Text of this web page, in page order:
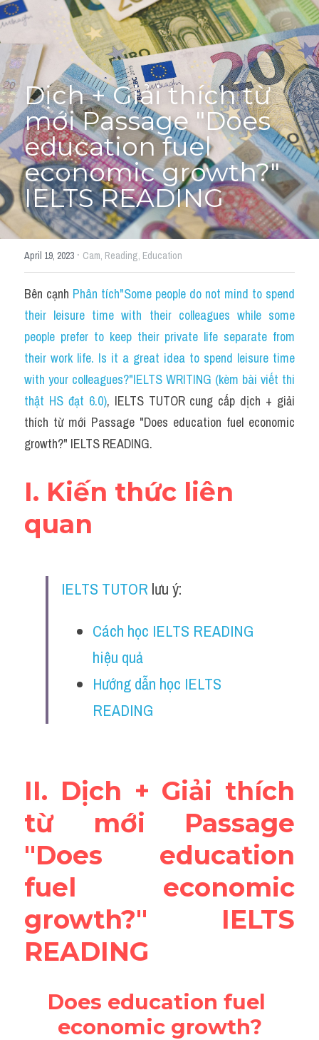
Cấu trúc ngữ pháp
Giải thích từ mới bài Reading
Grammar
IELTS General Reading
Health Medicine
Tourism Travelling
Cam
Health and Medicine
Environment
Social Issues
Đề thi THPT
Technology
Advice
Listening
Speaking
Reading
Vocabulary
Education
HỌC THỬ →
Dịch + Giải thích từ
mới Passage "Does
education fuel
economic growth?"
IELTS READING
April 19, 2023 · Cam, Reading, Education
Bên cạnh Phân tích"Some people do not mind to spend
their leisure time with their colleagues while some
people prefer to keep their private life separate from
their work life. Is it a great idea to spend leisure time
with your colleagues?"IELTS WRITING (kèm bài viết thi
thật HS đạt 6.0), IELTS TUTOR cung cấp dịch + giải
thích từ mới Passage "Does education fuel economic
growth?" IELTS READING.
I. Kiến thức liên
quan
IELTS TUTOR lưu ý:
Cách học IELTS READING
hiệu quả
Hướng dẫn học IELTS
READING
II. Dịch + Giải thích
từ mới Passage
"Does education
fuel economic
growth?" IELTS
READING
Does education fuel
economic growth?